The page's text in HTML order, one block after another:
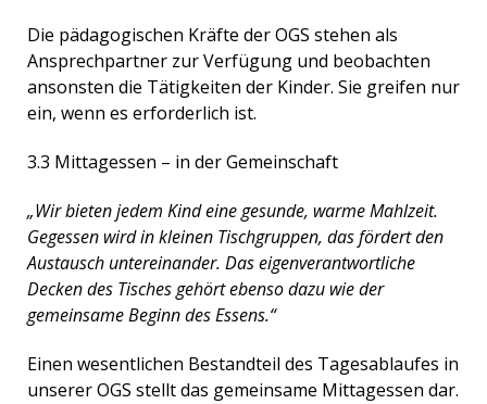
Die pädagogischen Kräfte der OGS stehen als
Ansprechpartner zur Verfügung und beobachten
ansonsten die Tätigkeiten der Kinder. Sie greifen nur
ein, wenn es erforderlich ist.
3.3 Mittagessen – in der Gemeinschaft
„Wir bieten jedem Kind eine gesunde, warme Mahlzeit.
Gegessen wird in kleinen Tischgruppen, das fördert den
Austausch untereinander. Das eigenverantwortliche
Decken des Tisches gehört ebenso dazu wie der
gemeinsame Beginn des Essens.“
Einen wesentlichen Bestandteil des Tagesablaufes in
unserer OGS stellt das gemeinsame Mittagessen dar.